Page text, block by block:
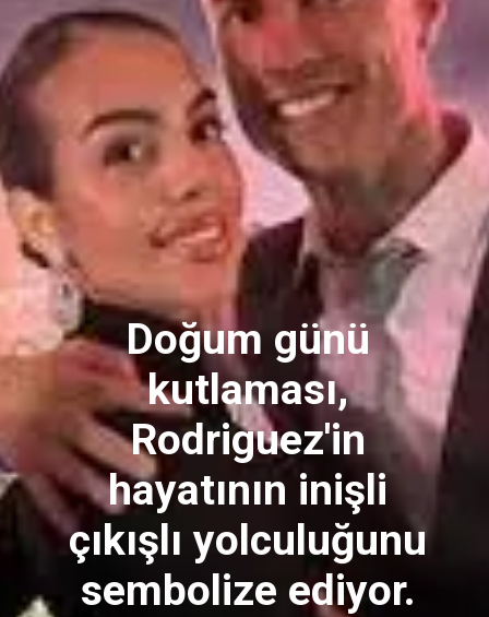
Doğum günü
kutlaması,
Rodriguez'in
hayatının inişli
çıkışlı yolculuğunu
sembolize ediyor.